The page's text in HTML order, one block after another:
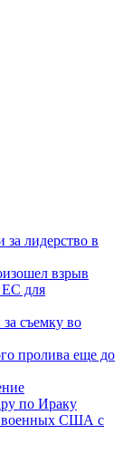
за лидерство в
взрыв
ЕС для
съемку во
пролива еще до
по Ираку
военных США с